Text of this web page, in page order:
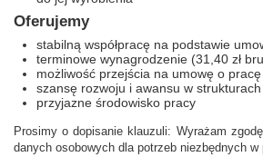
Oferujemy
stabilną współpracę na podstawie
terminowe wynagrodzenie (31,40 zł
możliwość przejścia na umowę o pracę
szansę rozwoju i awansu w
przyjazne środowisko pracy
Prosimy o dopisanie klauzuli: Wyrażam
danych osobowych dla potrzeb niezbędnych w